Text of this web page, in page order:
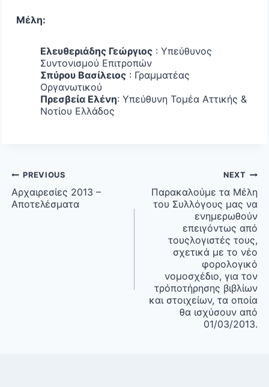
Μέλη:
Ελευθεριάδης Γεώργιος : Υπεύθυνος
Συντονισμού Επιτροπών
Σπύρου Βασίλειος : Γραμματέας
Οργανωτικού
Πρεσβεία Ελένη: Υπεύθυνη Τομέα Αττικής &
Νοτίου Ελλάδος
Post
navigation
PREVIOUS
Αρχαιρεσίες 2013 –
Αποτελέσματα
NEXT
Παρακαλούμε τα Μέλη
του Συλλόγους μας να
ενημερωθούν
επειγόντως από
τουςλογιστές τους,
σχετικά με το νέο
φορολογικό
νομοσχέδιο, για τον
τρόποτήρησης βιβλίων
και στοιχείων, τα οποία
θα ισχύσουν από
01/03/2013.